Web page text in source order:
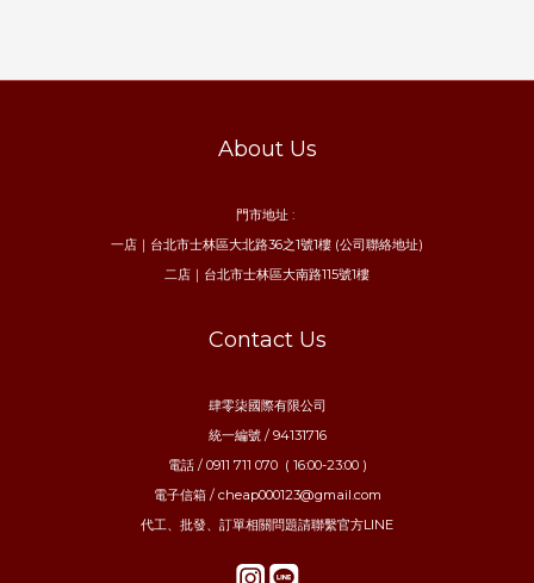
About Us
門市地址 :
一店｜台北市士林區大北路36之1號1樓 (公司聯絡地址)
二店｜台北市士林區大南路115號1樓
Contact Us
肆零柒國際有限公司
統一編號 / 94131716
電話 / 0911 711 070 ( 16:00-23:00 )
電子信箱 / cheap000123@gmail.com
代工、批發、訂單相關問題請聯繫官方LINE